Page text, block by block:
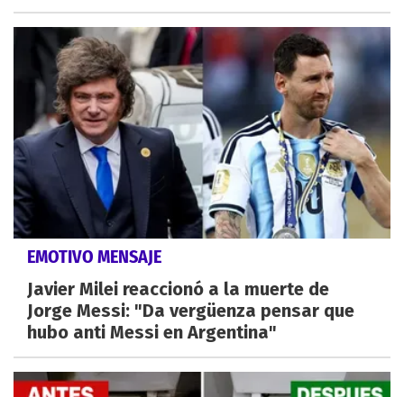
EMOTIVO MENSAJE
Javier Milei reaccionó a la muerte de
Jorge Messi: "Da vergüenza pensar que
hubo anti Messi en Argentina"